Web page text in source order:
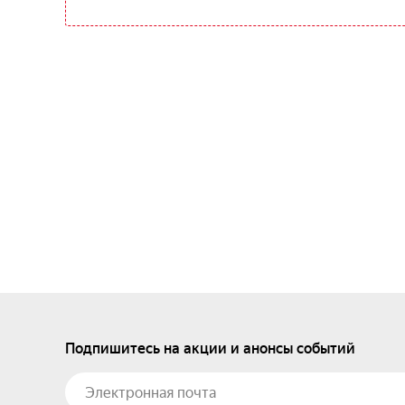
Подпишитесь на акции и анонсы событий